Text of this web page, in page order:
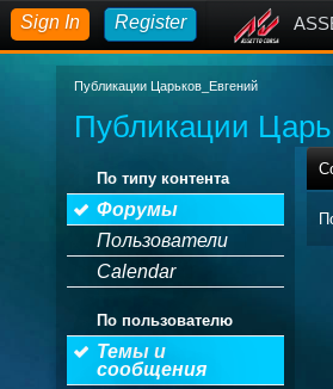
Sign In Register
Публикации Царьков_Евгений
Публикации
По типу контента
Форумы
Пользователи
Calendar
По пользователю
Темы и
сообщения